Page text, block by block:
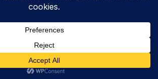
WordPress|Tema: Newsup de